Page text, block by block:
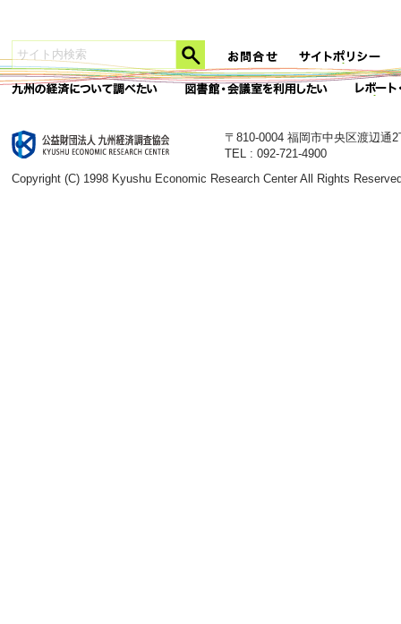
〒810-0004 福岡市中央区渡辺通
TEL : 092-721-4900
Copyright (C) 1998 Kyushu Economic Research Center All Rights